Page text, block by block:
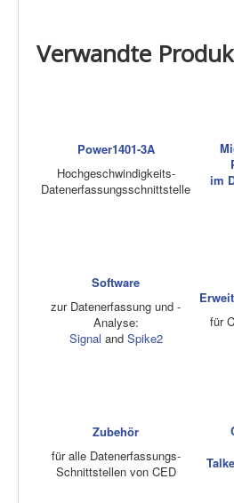
Verwandte
Power1401-3A
Hochgeschwindigkeits-
Datenerfassungsschnittstelle
im
Software
zur Datenerfassung und -
Analyse:
Signal and Spike2
für
Zubehör
für alle Datenerfassungs-
Schnittstellen von CED